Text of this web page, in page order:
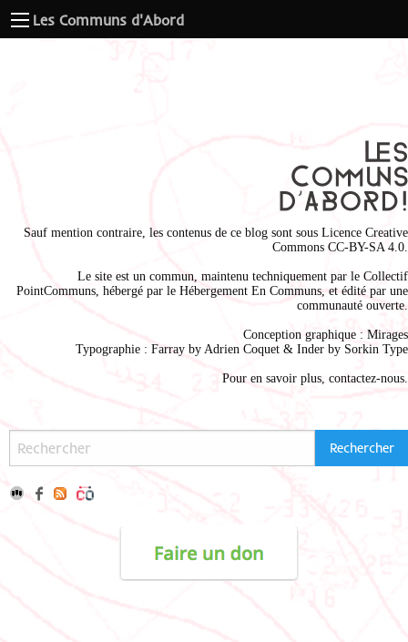
Les Communs d'Abord
Sauf mention contraire, les contenus de ce blog sont sous Licence Creative
Commons CC-BY-SA 4.0
Le site est un commun, maintenu techniquement par le Collectif
PointCommuns , hébergé par le Hébergement En Communs , et édité par une
communauté ouverte.
Conception graphique : Mirages
Typographie : Farray by Adrien Coquet & Inder by Sorkin Type
Pour en savoir plus, contactez-nous